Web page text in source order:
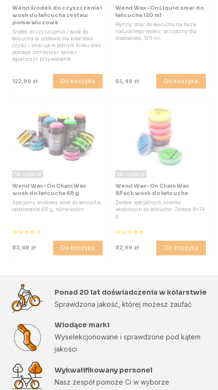
Wend środek do czyszczenia i
wosk do łańcucha zestaw
pomarańczowa
Środek do czyszczenia i wosk do
łańcucha w zestawie dla kolarstwa
czyści i smaruje w jednym kroku oraz
pomaga zmniejszyć tarcie i
ograniczyć przywieranie…
122,99 zł Do koszyka
Wend Wax-On Liquid smar do
łańcucha 120 ml
Płynny smar do łańcucha na bazie
naturalnego wosku, przyjazny dla
środowiska, 120 ml.
65,49 zł Do koszyka
Na żądanie
Wend Wax-On Chain Wax
wosk do łańcucha 68 g
Specjalny woskowy smar do łańcucha,
opakowanie 68 g, różne kolory.
83,49 zł Do koszyka
Na żądanie
Wend Wax-On Chain Wax
8Pack wosk do łańcucha
Zestaw specjalnych smarów
woskowych do łańcucha. Zestaw 8x14
g.
82,99 zł Do koszyka
Ponad 20 lat doświadczenia w kolarstwie
Sprawdzona jakość, której możesz zaufać
Wiodące marki
Wyselekcjonowane i sprawdzone pod kątem
jakości
Wykwalifikowany personel
Nasz zespół pomoże Ci w wyborze